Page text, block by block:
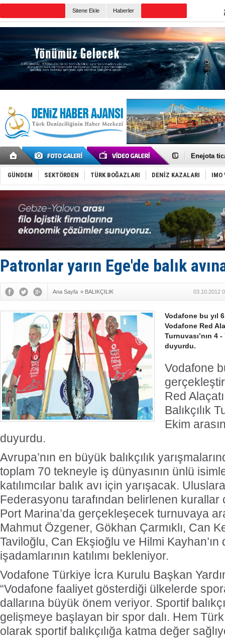
Sitene Ekle Haberler
Tatil
Enejota
Denizcilik
‘14.
Taksi
TÜRKLİM
SOCAR da
D-Marin,
GÜNDEM SEKTÖRDEN TÜRK BOĞAZLARI DENİZ KAZALARI IMO
Patronlar yarın Ege'de balık
Ana Sayfa » BALIKÇILIK 03.10.2012
Vodafone bu yıl
Vodafone Red
Turnuvası’nın 4
duyurdu.
Vodafone
Red
Balıkçılık
Ekim
duyurdu.
Avrupa’nın en büyük balıkçılık
toplam 70 tekneyle iş dünyasının ünlü
katılımcılar balık avı için yarışacak.
Federasyonu tarafından belirlenen kurallar
Port Marina’da gerçekleşecek turnuvaya
Mahmut Özgener, Gökhan Çarmıklı, Can
Taviloğlu, Can Ekşioğlu ve Hilmi Kayhan’ın
işadamlarının katılımı bekleniyor.
Vodafone Türkiye İcra Kurulu Başkan
“Vodafone faaliyet gösterdiği ülkelerde
dallarına büyük önem veriyor. Sportif
gelişmeye başlayan bir spor dalı. Hem
olarak sportif balıkçılığa katma değer